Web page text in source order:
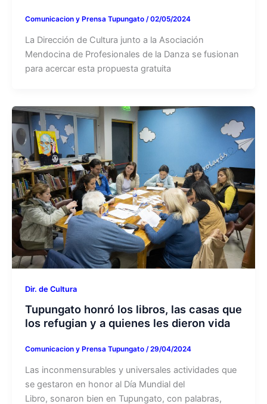
Comunicacion y Prensa Tupungato /02/05/2024
La Dirección de Cultura junto a la Asociación
Mendocina de Profesionales de la Danza se fusionan
para acercar esta propuesta gratuita
Dir. de Cultura
Tupungato honró los libros, las casas que
los refugian y a quienes les dieron vida
Comunicacion y Prensa Tupungato /29/04/2024
Las inconmensurables y universales actividades que
se gestaron en honor al Día Mundial del
Libro, sonaron bien en Tupungato, con palabras,